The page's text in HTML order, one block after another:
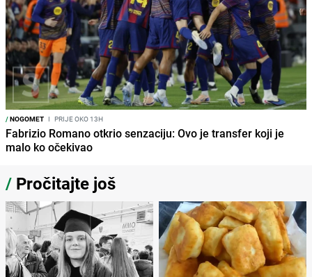
/NOGOMET I PRIJE OKO 13H
Fabrizio Romano otkrio senzaciju: Ovo je transfer koji je
malo ko očekivao
/ Pročitajte još